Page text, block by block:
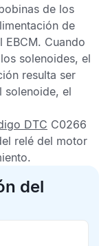
de los
de
EBCM. Cuando
solenoides, el
resulta ser
solenoide, el
DTC C0266
relé del motor
del